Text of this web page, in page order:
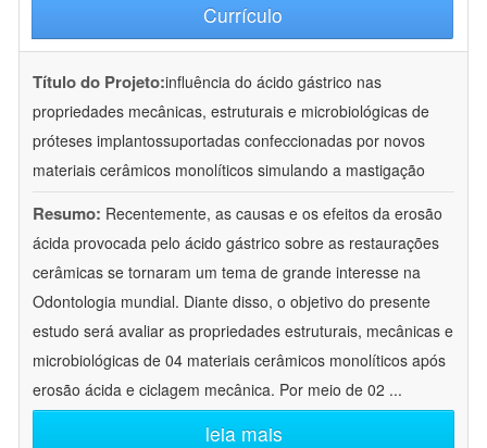
Currículo
Título do Projeto:influência do ácido gástrico nas
propriedades mecânicas, estruturais e microbiológicas de
próteses implantossuportadas confeccionadas por novos
materiais cerâmicos monolíticos simulando a mastigação
Resumo: Recentemente, as causas e os efeitos da erosão
ácida provocada pelo ácido gástrico sobre as restaurações
cerâmicas se tornaram um tema de grande interesse na
Odontologia mundial. Diante disso, o objetivo do presente
estudo será avaliar as propriedades estruturais, mecânicas e
microbiológicas de 04 materiais cerâmicos monolíticos após
erosão ácida e ciclagem mecânica. Por meio de 02 ...
leia mais